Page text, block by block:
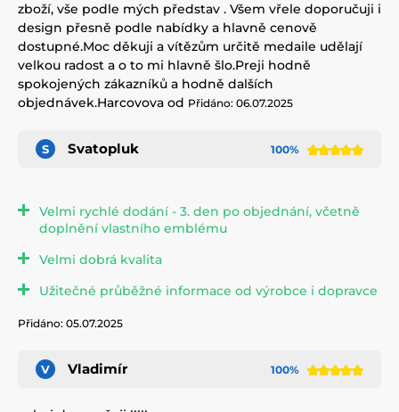
zboží, vše podle mých představ . Všem vřele doporučuji i
design přesně podle nabídky a hlavně cenově
dostupné.Moc děkuji a vítězům určitě medaile udělají
velkou radost a o to mi hlavně šlo.Preji hodně
spokojených zákazníků a hodně dalších
objednávek.Harcovova od Přidáno: 06.07.2025
S Svatopluk 100%
Velmi rychlé dodání - 3. den po objednání, včetně
doplnění vlastního emblému
Velmi dobrá kvalita
Užitečné průběžné informace od výrobce i dopravce
Přidáno: 05.07.2025
V Vladimír 100%